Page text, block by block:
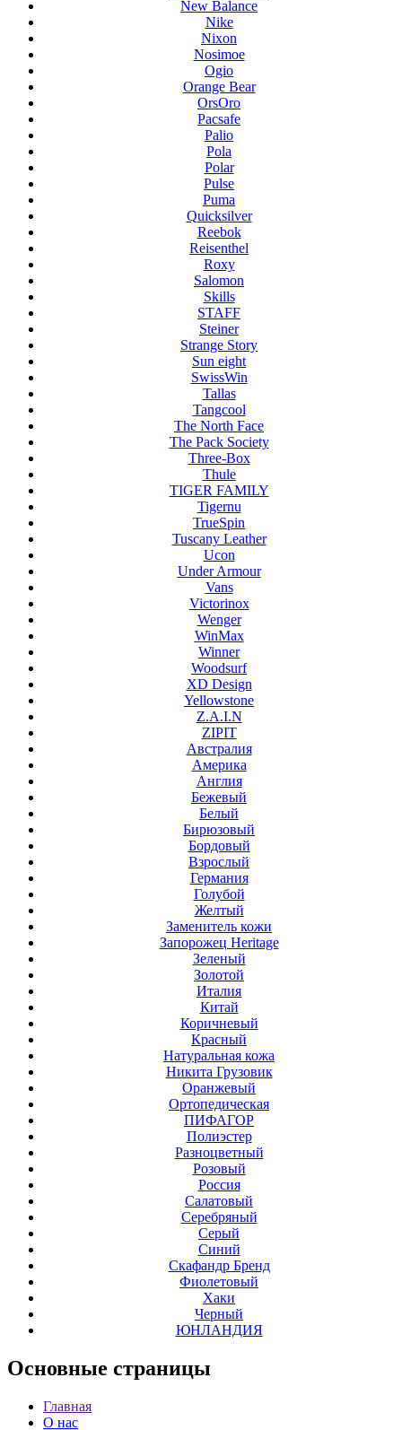
New Balance
Nike
Nixon
Nosimoe
Ogio
Orange Bear
OrsOro
Pacsafe
Palio
Pola
Polar
Pulse
Puma
Quicksilver
Reebok
Reisenthel
Roxy
Salomon
Skills
STAFF
Steiner
Strange Story
Sun eight
SwissWin
Tallas
Tangcool
The North Face
The Pack Society
Three-Box
Thule
TIGER FAMILY
Tigernu
TrueSpin
Tuscany Leather
Ucon
Under Armour
Vans
Victorinox
Wenger
WinMax
Winner
Woodsurf
XD Design
Yellowstone
Z.A.I.N
ZIPIT
Австралия
Америка
Англия
Бежевый
Белый
Бирюзовый
Бордовый
Взрослый
Германия
Голубой
Желтый
Заменитель кожи
Запорожец Heritage
Зеленый
Золотой
Италия
Китай
Коричневый
Красный
Натуральная кожа
Никита Грузовик
Оранжевый
Ортопедическая
ПИФАГОР
Полиэстер
Разноцветный
Розовый
Россия
Салатовый
Серебряный
Серый
Синий
Скафандр Бренд
Фиолетовый
Хаки
Черный
ЮНЛАНДИЯ
Основные страницы
Главная
О нас